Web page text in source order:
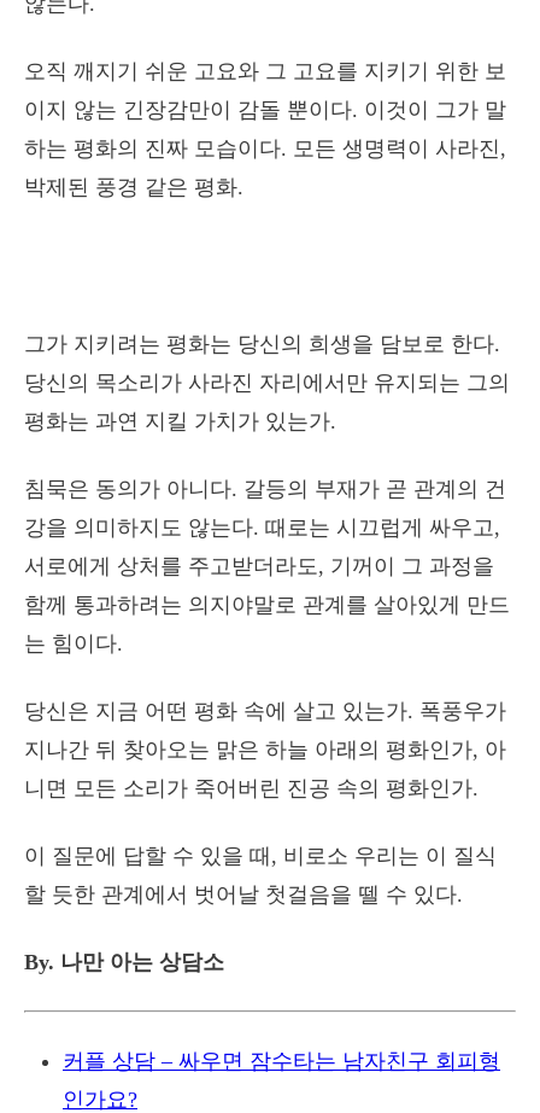
오직 깨지기 쉬운 고요와 그 고요를 지키기 위한 보
이지 않는 긴장감만이 감돌 뿐이다. 이것이 그가 말
하는 평화의 진짜 모습이다. 모든 생명력이 사라진,
박제된 풍경 같은 평화.
그가 지키려는 평화는 당신의 희생을 담보로 한다.
당신의 목소리가 사라진 자리에서만 유지되는 그의
평화는 과연 지킬 가치가 있는가.
침묵은 동의가 아니다. 갈등의 부재가 곧 관계의 건
강을 의미하지도 않는다. 때로는 시끄럽게 싸우고,
서로에게 상처를 주고받더라도, 기꺼이 그 과정을
함께 통과하려는 의지야말로 관계를 살아있게 만드
는 힘이다.
당신은 지금 어떤 평화 속에 살고 있는가. 폭풍우가
지나간 뒤 찾아오는 맑은 하늘 아래의 평화인가, 아
니면 모든 소리가 죽어버린 진공 속의 평화인가.
이 질문에 답할 수 있을 때, 비로소 우리는 이 질식
할 듯한 관계에서 벗어날 첫걸음을 뗄 수 있다.
By. 나만 아는 상담소
커플 상담 – 싸우면 잠수타는 남자친구 회피형
인가요?